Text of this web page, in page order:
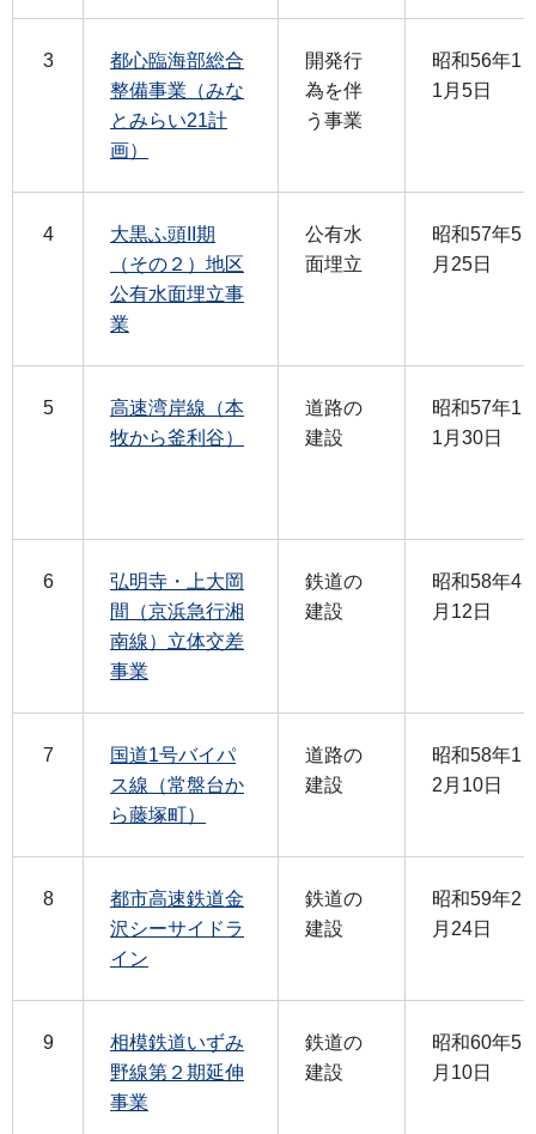
3
都心臨海部総合
整備事業（みな
とみらい21計
画）
開発行
為を伴
う事業
昭和56年1
1月5日
4
大黒ふ頭II期
（その２）地区
公有水面埋立事
業
公有水
面埋立
昭和57年5
月25日
5
高速湾岸線（本
牧から釜利谷）
道路の
建設
昭和57年1
1月30日
6
弘明寺・上大岡
間（京浜急行湘
南線）立体交差
事業
鉄道の
建設
昭和58年4
月12日
7
国道1号バイパ
ス線（常盤台か
ら藤塚町）
道路の
建設
昭和58年1
2月10日
8
都市高速鉄道金
沢シーサイドラ
イン
鉄道の
建設
昭和59年2
月24日
9
相模鉄道いずみ
野線第２期延伸
事業
鉄道の
建設
昭和60年5
月10日